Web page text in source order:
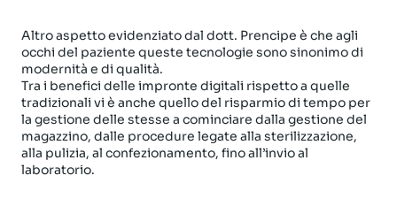
Altro aspetto evidenziato dal dott. Prencipe è che agli
occhi del paziente queste tecnologie sono sinonimo di
modernità e di qualità.
Tra i benefici delle impronte digitali rispetto a quelle
tradizionali vi è anche quello del risparmio di tempo per
la gestione delle stesse a cominciare dalla gestione del
magazzino, dalle procedure legate alla sterilizzazione,
alla pulizia, al confezionamento, fino all’invio al
laboratorio.